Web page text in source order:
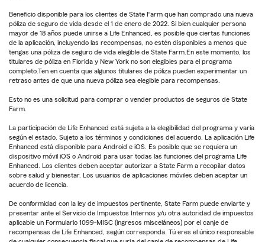
Beneficio disponible para los clientes de State Farm que han comprado una nueva
póliza de seguro de vida desde el 1 de enero de 2022. Si bien cualquier persona
mayor de 18 años puede unirse a Life Enhanced, es posible que ciertas funciones
de la aplicación, incluyendo las recompensas, no estén disponibles a menos que
tengas una póliza de seguro de vida elegible de State Farm.En este momento, los
titulares de póliza en Florida y New York no son elegibles para el programa
completo.Ten en cuenta que algunos titulares de póliza pueden experimentar un
retraso antes de que una nueva póliza sea elegible para recompensas.
Esto no es una solicitud para comprar o vender productos de seguros de State
Farm.
La participación de Life Enhanced está sujeta a la elegibilidad del programa y varía
según el estado. Sujeto a los términos y condiciones del acuerdo. La aplicación Life
Enhanced está disponible para Android e iOS. Es posible que se requiera un
dispositivo móvil iOS o Android para usar todas las funciones del programa Life
Enhanced. Los clientes deben aceptar autorizar a State Farm a recopilar datos
sobre salud y bienestar. Los usuarios de aplicaciones móviles deben aceptar un
acuerdo de licencia.
De conformidad con la ley de impuestos pertinente, State Farm puede enviarte y
presentar ante el Servicio de Impuestos Internos y/u otra autoridad de impuestos
aplicable un Formulario 1099-MISC (ingresos misceláneos) por el canje de
recompensas de Life Enhanced, según corresponda. Tú eres el único responsable